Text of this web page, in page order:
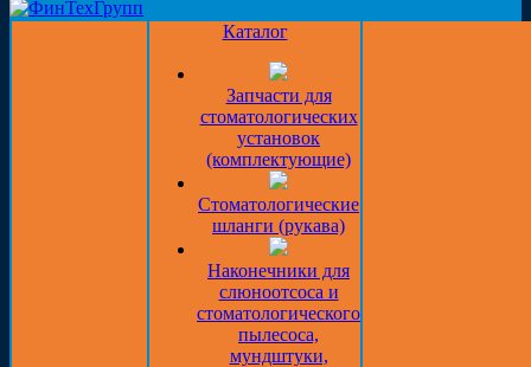
Каталог
Запчасти для
стоматологических
установок
(комплектующие)
Стоматологические
шланги (рукава)
Наконечники для
слюноотсоса и
стоматологического
пылесоса,
мундштуки,